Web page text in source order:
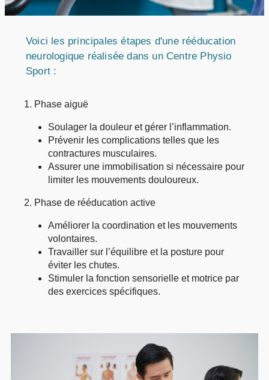
Voici les principales étapes d'une rééducation
neurologique réalisée dans un Centre Physio
Sport :
1. Phase aiguë
Soulager la douleur et gérer l’inflammation.
Prévenir les complications telles que les
contractures musculaires.
Assurer une immobilisation si nécessaire pour
limiter les mouvements douloureux.
2. Phase de rééducation active
Améliorer la coordination et les mouvements
volontaires.
Travailler sur l’équilibre et la posture pour
éviter les chutes.
Stimuler la fonction sensorielle et motrice par
des exercices spécifiques.